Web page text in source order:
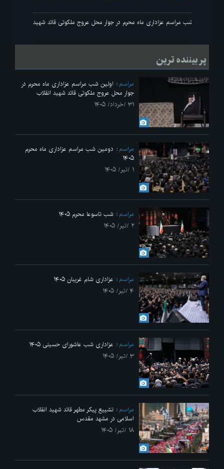
اولین شب مراسم عزاداری ماه محرم در جوار محل عروج ملکوتی قائد شهید انقلاب
پر بیننده ترین
مراسم
اولین شب مراسم عزاداری ماه محرم در
جوار محل عروج ملکوتی قائد شهید انقلاب
۳۱ /خرداد/ ۱۴۰۵
مراسم
دومین شب مراسم عزاداری ماه محرم
۱۴۰۵
۱ /تیر/ ۱۴۰۵
مراسم
شب تاسوعا محرم ۱۴۰۵
۲ /تیر/ ۱۴۰۵
مراسم
عزاداری شام غریبان ۱۴۰۵
۴ /تیر/ ۱۴۰۵
مراسم
عزاداری شب عاشورای حسینی ۱۴۰۵
۳ /تیر/ ۱۴۰۵
مراسم
تشییع پیکر مطهر قائد شهید انقلاب
اسلامی در مشهد مقدس
۱۸ /تیر/ ۱۴۰۵